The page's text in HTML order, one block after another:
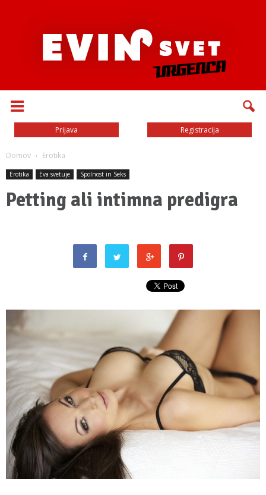
Prijava Registracija
Domov Erotika
Erotika Eva svetuje Spolnost in Seks
Petting ali intimna predigra